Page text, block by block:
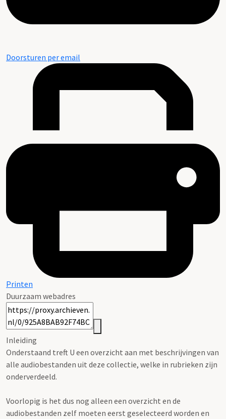
Doorsturen per email
Printen
Duurzaam webadres
Inleiding
Onderstaand treft U een overzicht aan met beschrijvingen van
alle audiobestanden uit deze collectie, welke in rubrieken zijn
onderverdeeld.
Voorlopig is het dus nog alleen een overzicht en de
audiobestanden zelf moeten eerst geselecteerd worden en